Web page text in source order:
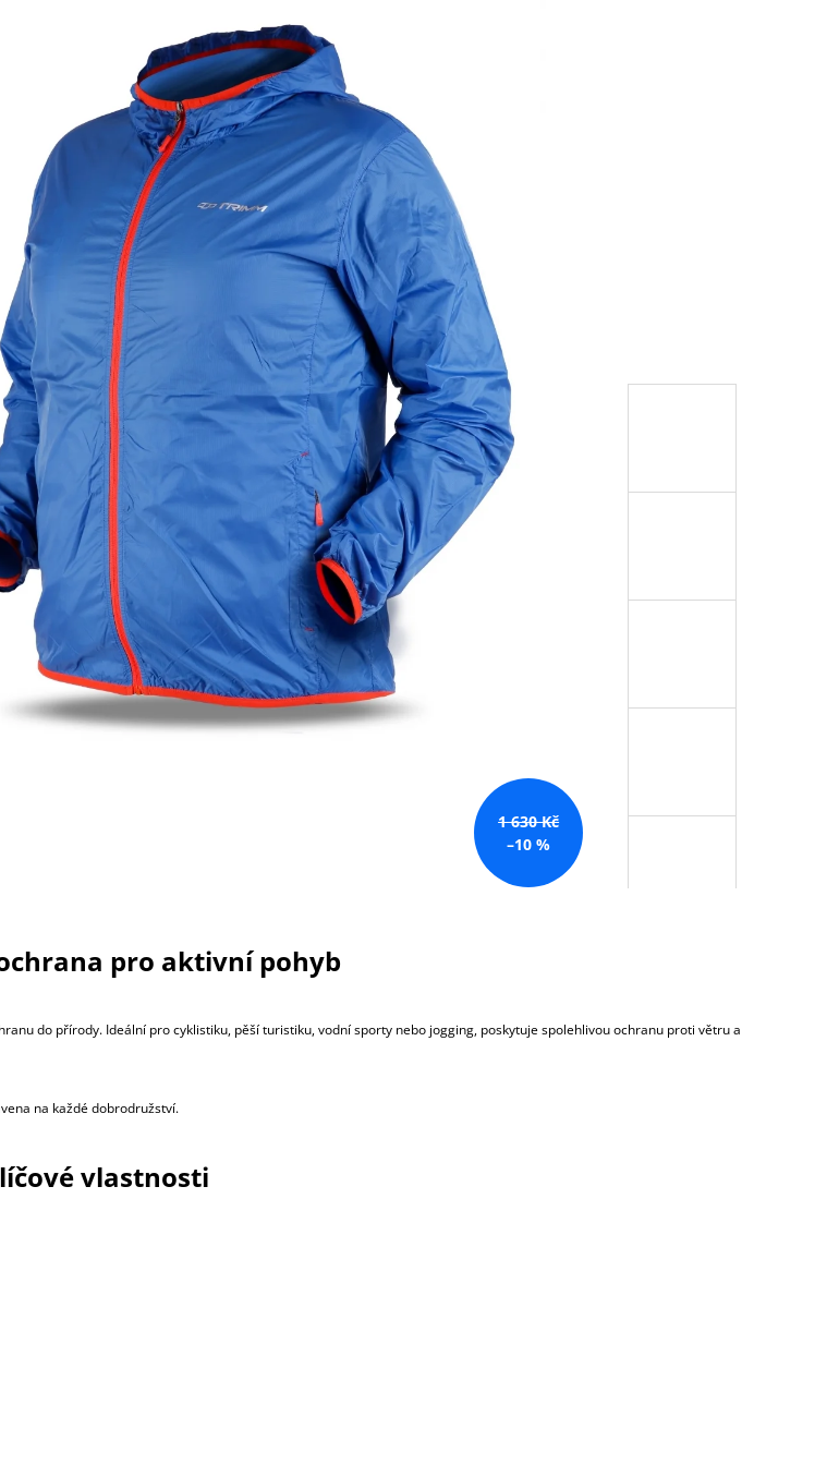
1 630 Kč
–10 %
pro aktivní pohyb
do přírody. Ideální pro cyklistiku, pěší turistiku, vodní sporty nebo jogging, poskytuje spolehlivou ochranu proti větru a
na každé dobrodružství.
vlastnosti